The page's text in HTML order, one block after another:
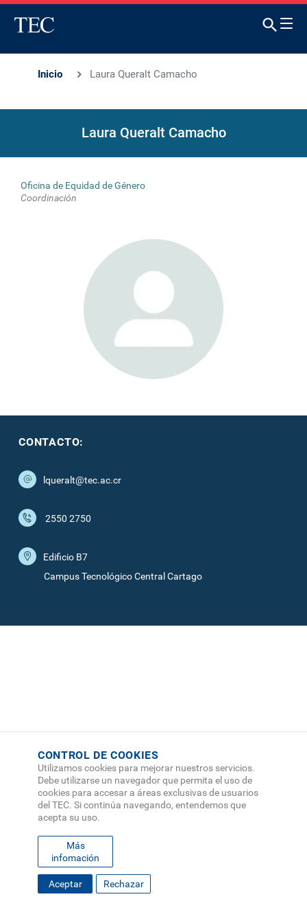
Inicio Laura Queralt Camacho
Laura Queralt Camacho
Oficina de Equidad de Género
Coordinación
CONTACTO:
lqueralt@tec.ac.cr
2550 2750
Edificio B7
Campus Tecnológico Central Cartago
FOOTERMAPA DEL SITIO DIRECTORIO
CONTROL DE COOKIES
Utilizamos cookies para mejorar nuestros servicios.
Debe utilizarse un navegador que permita el uso de
cookies para accesar a áreas exclusivas de usuarios
del TEC. Si continúa navegando, entendemos que
acepta su uso.
Más
infomación
Aceptar Rechazar